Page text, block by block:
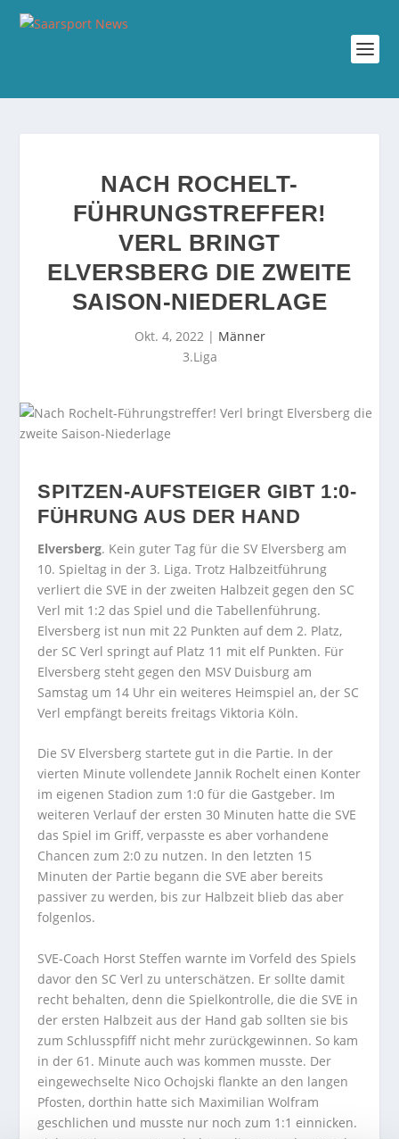
NACH ROCHELT-
FÜHRUNGSTREFFER!
VERL BRINGT
ELVERSBERG DIE ZWEITE
SAISON-NIEDERLAGE
Okt. 4, 2022| Männer
3.Liga
SPITZEN-AUFSTEIGER GIBT 1:0-
FÜHRUNG AUS DER HAND
Elversberg. Kein guter Tag für die SV Elversberg am
10. Spieltag in der 3. Liga. Trotz Halbzeitführung
verliert die SVE in der zweiten Halbzeit gegen den SC
Verl mit 1:2 das Spiel und die Tabellenführung.
Elversberg ist nun mit 22 Punkten auf dem 2. Platz,
der SC Verl springt auf Platz 11 mit elf Punkten. Für
Elversberg steht gegen den MSV Duisburg am
Samstag um 14 Uhr ein weiteres Heimspiel an, der SC
Verl empfängt bereits freitags Viktoria Köln.
Die SV Elversberg startete gut in die Partie. In der
vierten Minute vollendete Jannik Rochelt einen Konter
im eigenen Stadion zum 1:0 für die Gastgeber. Im
weiteren Verlauf der ersten 30 Minuten hatte die SVE
das Spiel im Griff, verpasste es aber vorhandene
Chancen zum 2:0 zu nutzen. In den letzten 15
Minuten der Partie begann die SVE aber bereits
passiver zu werden, bis zur Halbzeit blieb das aber
folgenlos.
SVE-Coach Horst Steffen warnte im Vorfeld des Spiels
davor den SC Verl zu unterschätzen. Er sollte damit
recht behalten, denn die Spielkontrolle, die die SVE in
der ersten Halbzeit aus der Hand gab sollten sie bis
zum Schlusspfiff nicht mehr zurückgewinnen. So kam
in der 61. Minute auch was kommen musste. Der
eingewechselte Nico Ochojski flankte an den langen
Pfosten, dorthin hatte sich Maximilian Wolfram
geschlichen und musste nur noch zum 1:1 einnicken.